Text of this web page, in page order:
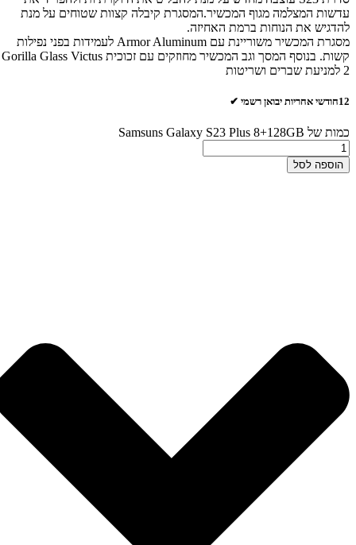
עדשות המצלמה מגוף המכשיר.המסגרת קיבלה קצוות שטוחים על מנת
להדגיש את הנוחות ברמת האחיזה.
מסגרת המכשיר משוריינת עם Armor Aluminum לעמידות בפני נפילות
קשות. בנוסף המסך וגב המכשיר מחוזקים עם זכוכית Gorilla Glass Victus
12חודשי אחריות יבואן רשמי ✔
כמות של Samsuns Galaxy S23 Plus 8+128GB
הוספה לסל